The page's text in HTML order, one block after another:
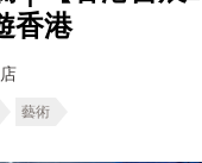
香港
藝術